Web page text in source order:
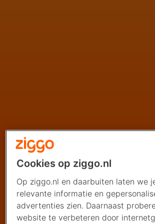
Cookies op ziggo.nl
Op ziggo.nl en daarbuiten laten we
relevante informatie en
advertenties zien. Daarnaast
website te verbeteren door